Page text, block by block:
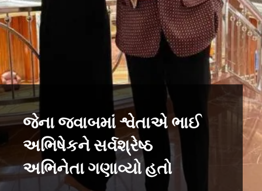
જેના જવાબમાં શ્વેતાએ ભાઈ
અભિષેકને સર્વશ્રેષ્ઠ